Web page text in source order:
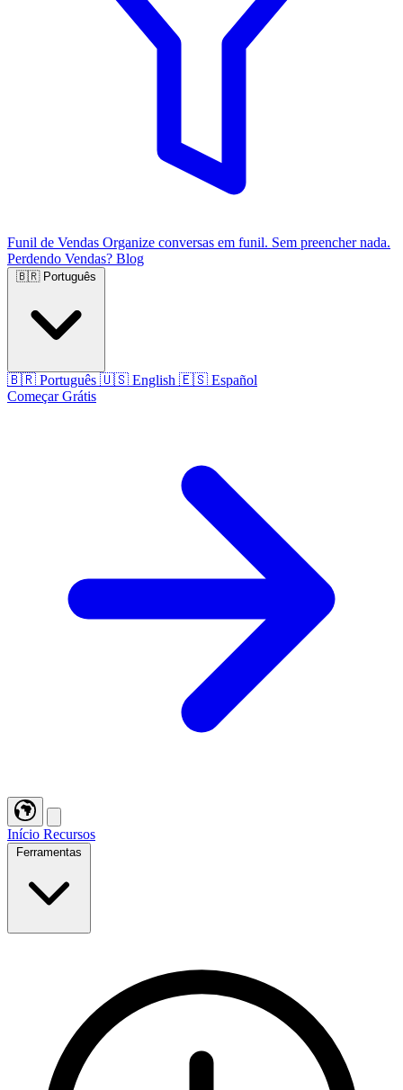
Funil de Vendas Organize conversas em funil. Sem preencher nada.
Perdendo Vendas? Blog
🇧🇷 Português
🇧🇷 Português 🇺🇸 English 🇪🇸 Español
Começar Grátis
Início Recursos